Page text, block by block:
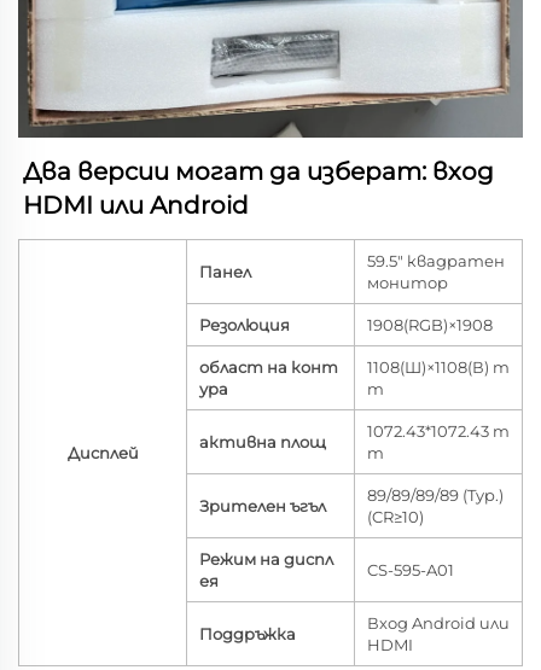
Два версии могат да изберат: вход
HDMI или Android
Дисплей
Панел
59.5" квадратен
монитор
Резолюция 1908(RGB)×1908
област на конт
ура
1108(Ш)×1108(В) m
m
активна площ
1072.43*1072.43 m
m
Зрителен ъгъл
89/89/89/89 (Typ.)
(CR≥10)
Режим на диспл
ея
CS-595-A01
Поддръжка
Вход Android или
HDMI